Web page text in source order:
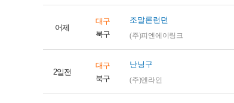
어제
대구
북구
조말론런던
(주)피엔에이링크
2일전
대구
북구
난닝구
(주)엔라인